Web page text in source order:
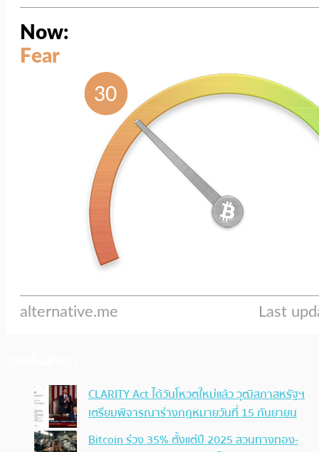
CLARITY Act ได้วันโหวตใหม่แล้ว วุฒิสภาสหรัฐฯ
เตรียมพิจารณาร่างกฎหมายวันที่ 15 กันยายน
Bitcoin ร่วง 35% ตั้งแต่ปี 2025 สวนทางทอง-